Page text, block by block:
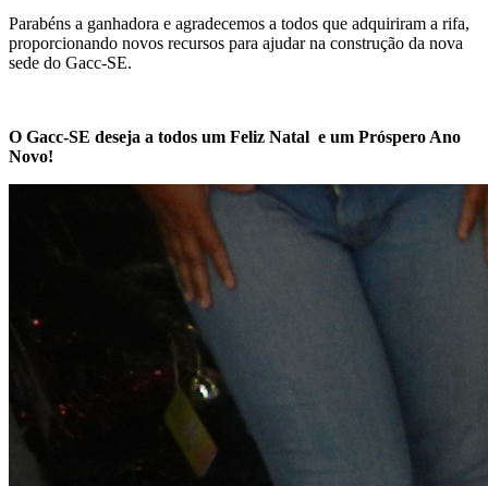
Parabéns a ganhadora e agradecemos a todos que adquiriram a rifa,
proporcionando novos recursos para ajudar na construção da nova
sede do Gacc-SE.
O Gacc-SE deseja a todos um Feliz Natal e um Próspero Ano
Novo!